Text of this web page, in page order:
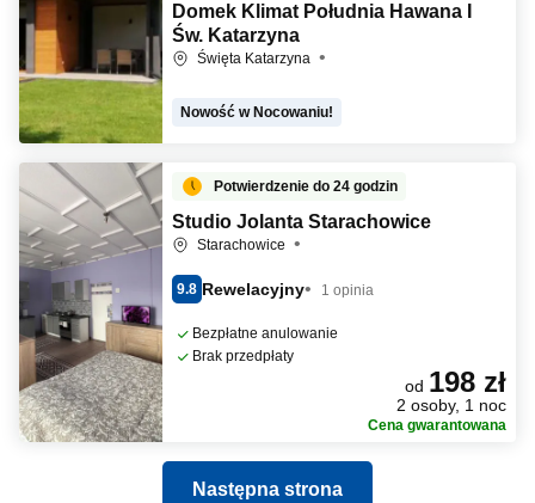
Domek Klimat Południa Hawana I
Św. Katarzyna
Święta Katarzyna
Nowość w Nocowaniu!
Potwierdzenie do 24 godzin
Studio Jolanta Starachowice
Starachowice
9.8 Rewelacyjny 1 opinia
Bezpłatne anulowanie
Brak przedpłaty
od 198 zł
2 osoby, 1 noc
Cena gwarantowana
Następna strona